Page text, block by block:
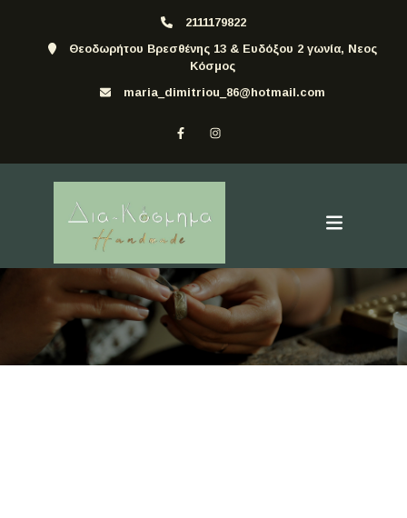
2111179822
Θεοδωρήτου Βρεσθένης 13 & Ευδόξου 2 γωνία, Νεος
Κόσμος
maria_dimitriou_86@hotmail.com